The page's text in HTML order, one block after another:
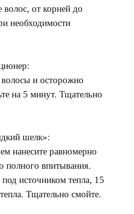
от корней до
необходимости
и осторожно
на 5 минут. Тщательно
шелк»:
нанесите равномерно
полного впитывания.
источником тепла, 15
Тщательно смойте.